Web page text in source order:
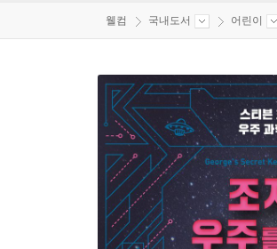
웰컴 국내도서 어린이